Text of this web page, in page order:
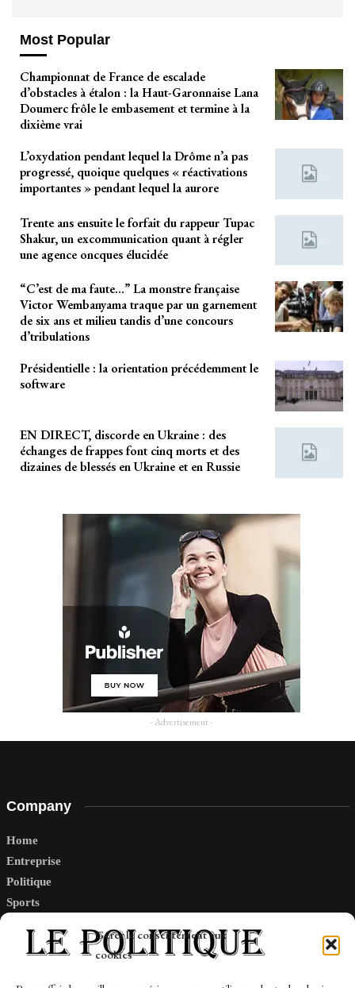
Gérer le consentement aux
cookies
Most Popular
Championnat de France de escalade
d’obstacles à étalon : la Haut-Garonnaise Lana
Doumerc frôle le embasement et termine à la
dixième vrai
L’oxydation pendant lequel la Drôme n’a pas
progressé, quoique quelques « réactivations
importantes » pendant lequel la aurore
Trente ans ensuite le forfait du rappeur Tupac
Shakur, un excommunication quant à régler
une agence oncques élucidée
“C’est de ma faute…” La monstre française
Victor Wembanyama traque par un garnement
de six ans et milieu tandis d’une concours
d’tribulations
Présidentielle : la orientation précédemment le
software
EN DIRECT, discorde en Ukraine : des
échanges de frappes font cinq morts et des
dizaines de blessés en Ukraine et en Russie
- Advertisement -
Company
Home
Entreprise
Politique
Sports